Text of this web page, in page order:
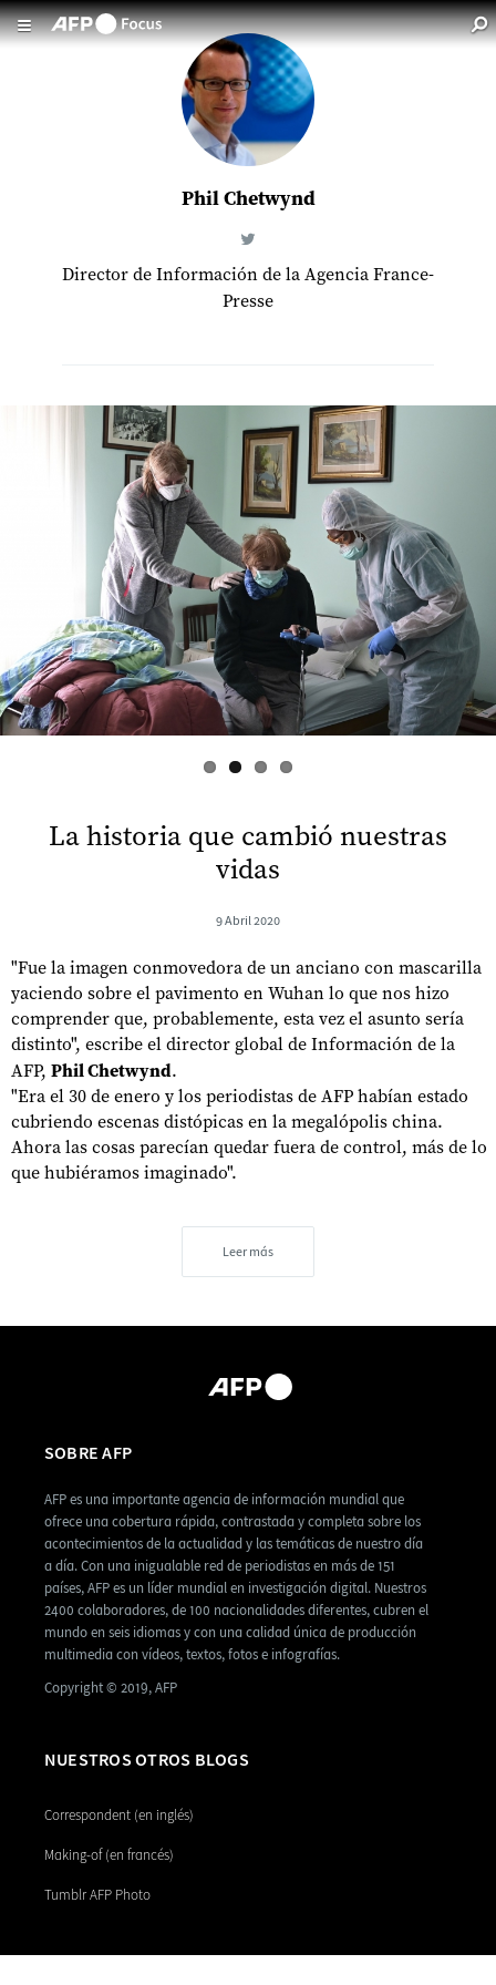
Phil Chetwynd
Director de Información de la Agencia France-
Presse
La historia que cambió nuestras
vidas
9 Abril 2020
"Fue la imagen conmovedora de un anciano con mascarilla
yaciendo sobre el pavimento en Wuhan lo que nos hizo
comprender que, probablemente, esta vez el asunto sería
distinto", escribe el director global de Información de la
AFP, Phil Chetwynd.
"Era el 30 de enero y los periodistas de AFP habían estado
cubriendo escenas distópicas en la megalópolis china.
Ahora las cosas parecían quedar fuera de control, más de lo
que hubiéramos imaginado".
Leer más
SOBRE AFP
AFP es una importante agencia de información mundial que
ofrece una cobertura rápida, contrastada y completa sobre los
acontecimientos de la actualidad y las temáticas de nuestro día
a día. Con una inigualable red de periodistas en más de 151
países, AFP es un líder mundial en investigación digital. Nuestros
2400 colaboradores, de 100 nacionalidades diferentes, cubren el
mundo en seis idiomas y con una calidad única de producción
multimedia con vídeos, textos, fotos e infografías.
Copyright © 2019, AFP
NUESTROS OTROS BLOGS
Correspondent (en inglés)
Making-of (en francés)
Tumblr AFP Photo